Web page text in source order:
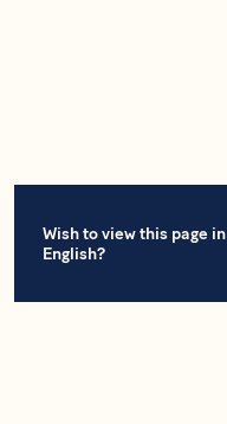
Wish to view this page in
English?